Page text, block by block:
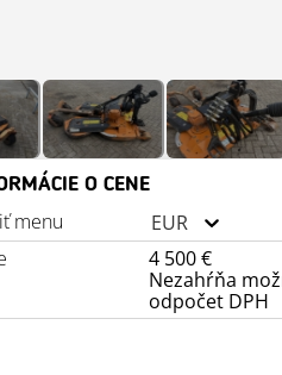
O CENE
menu
EUR
4 500 €
Nezahŕňa
odpočet DPH